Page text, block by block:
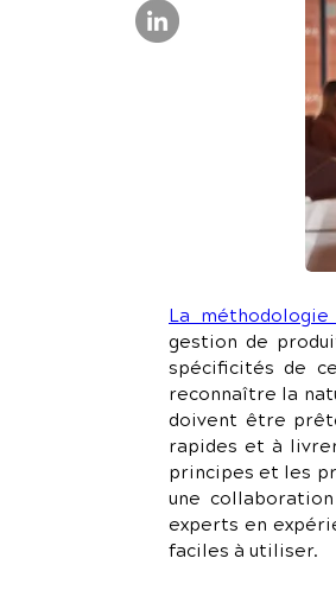
La
gestion de
spécificités de
reconnaître la
doivent être
rapides et à
principes et les
une
experts en
faciles à utiliser.